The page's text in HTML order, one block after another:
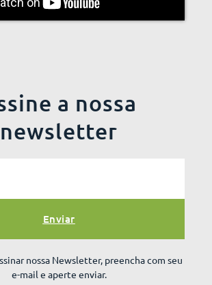
a nossa
newsletter
Enviar
nossa Newsletter, preencha com seu
e-mail e aperte enviar.